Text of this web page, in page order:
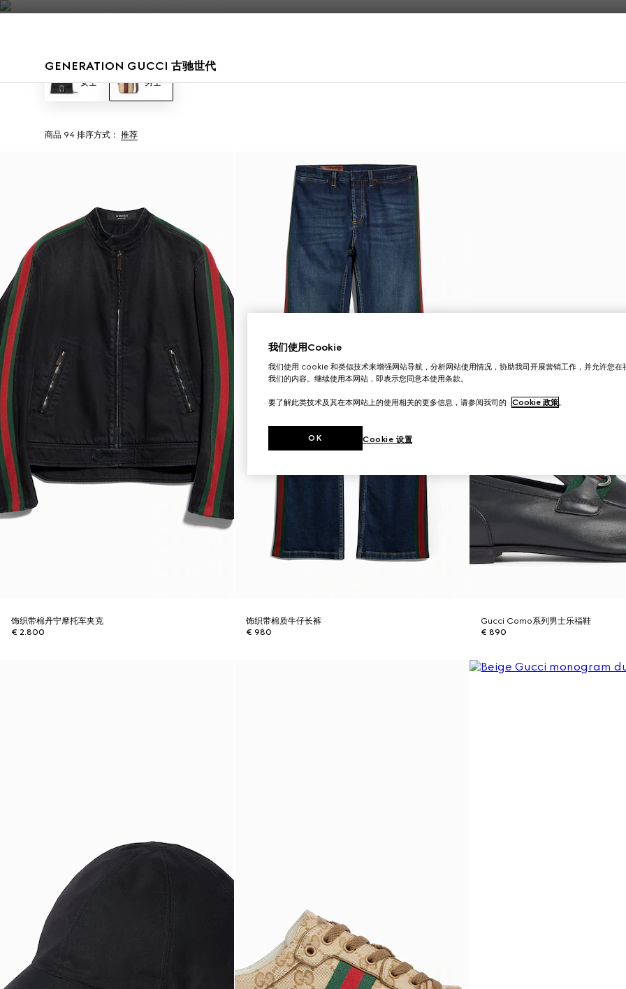
GENERATION GUCCI 古驰世代
女士 男士
商品 94 排序方式： 推荐
饰织带棉丹宁摩托车夹克
€ 2.800
饰织带棉质牛仔长裤
€ 980
Gucci Como系列男士乐福鞋
€ 890
我们使用Cookie
我们使用 cookie 和类似技术来增强网站导航，分析网站使用情况，协助我司开展营销工作，并允许您在
我们的内容。继续使用本网站，即表示您同意本使用条款。
要了解此类技术及其在本网站上的使用相关的更多信息，请参阅我司的 Cookie 政策。
Cookie 设置
OK